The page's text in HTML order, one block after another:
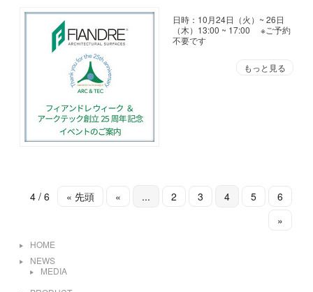
日時：10月24日（火）~ 26日
（木）13:00 ~ 17:00 ※ご予約
不要です
もっと見る
4 / 6 « 先頭 « ... 2 3 4 5
6
»
HOME
NEWS
MEDIA